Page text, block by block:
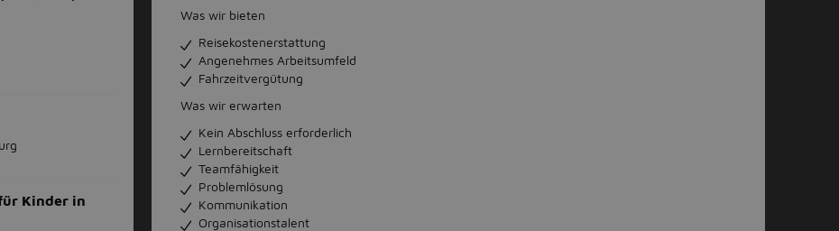
Kinder in
Was wir bieten
Reisekostenerstattung
Angenehmes Arbeitsumfeld
Fahrzeitvergütung
Was wir erwarten
Kein Abschluss erforderlich
Lernbereitschaft
Teamfähigkeit
Problemlösung
Kommunikation
Organisationstalent